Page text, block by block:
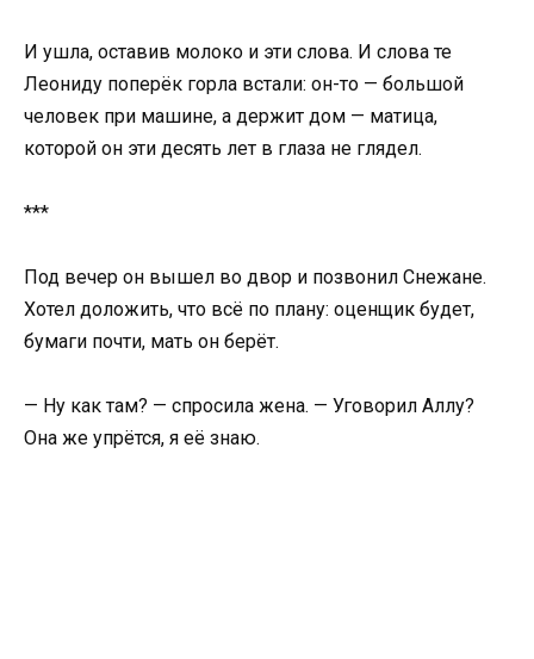
И ушла, оставив молоко и эти слова. И слова те
Леониду поперёк горла встали: он-то — большой
человек при машине, а держит дом — матица,
которой он эти десять лет в глаза не глядел.
***
Под вечер он вышел во двор и позвонил Снежане.
Хотел доложить, что всё по плану: оценщик будет,
бумаги почти, мать он берёт.
— Ну как там? — спросила жена. — Уговорил Аллу?
Она же упрётся, я её знаю.